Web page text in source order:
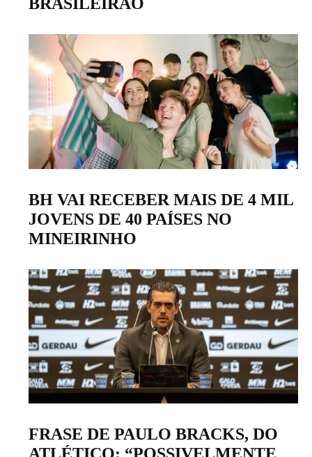
BRASILEIRÃO
BH VAI RECEBER MAIS DE 4 MIL
JOVENS DE 40 PAÍSES NO
MINEIRINHO
FRASE DE PAULO BRACKS, DO